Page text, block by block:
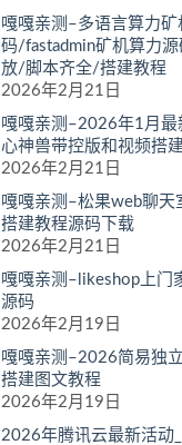
嘎嘎亲测–多语言算力矿
码/fastadmin矿机算力
放/脚本齐全/搭建教程
2026年2月21日
嘎嘎亲测–2026年1月
心神兽带控版和视频搭
2026年2月21日
嘎嘎亲测–松果web聊天
搭建教程源码下载
2026年2月21日
嘎嘎亲测–likeshop上门
源码
2026年2月19日
嘎嘎亲测–2026简易独
搭建图文教程
2026年2月19日
2026年腾讯云最新活动